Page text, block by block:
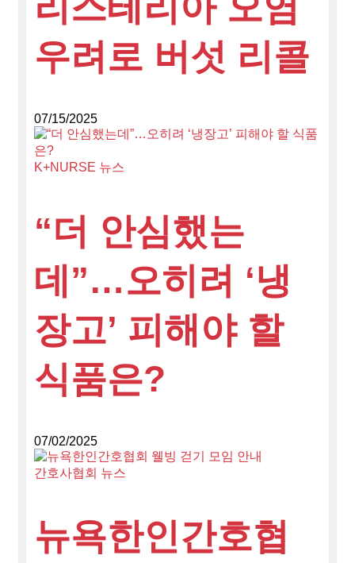
우려로 버섯 리콜
07/15/2025
K+NURSE 뉴스
“더 안심했는
데”…오히려 ‘냉
장고’ 피해야 할
식품은?
07/02/2025
간호사협회 뉴스
뉴욕한인간호협